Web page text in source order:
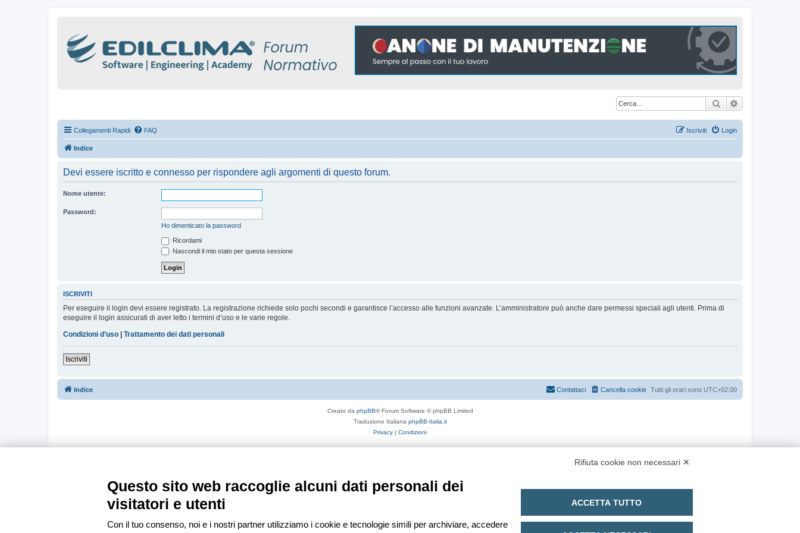
Cerca
Collegamenti Rapidi FAQ Login
Iscriviti
Indice
Devi essere iscritto e connesso per rispondere agli argomenti di questo forum.
Nome utente:
Password:
Ho dimenticato la password
Ricordami
Nascondi il mio stato per questa sessione
ISCRIVITI
Per eseguire il login devi essere registrato. La registrazione richiede solo pochi secondi e garantisce l’accesso alle funzioni avanzate. L’amministratore può anche dare permessi speciali agli utenti. Prima di
eseguire il login assicurati di aver letto i termini d’uso e le varie regole.
Condizioni d’uso | Trattamento dei dati personali
Iscriviti
Indice Tutti gli orari sono UTC+02:00
Cancella cookie
Contattaci
Creato da phpBB® Forum Software © phpBB Limited
Traduzione Italiana phpBB-Italia.it
Privacy | Condizioni
Rifiuta cookie non necessari ✕
Questo sito web raccoglie alcuni dati personali dei
visitatori e utenti
Con il tuo consenso, noi e i nostri partner utilizziamo i cookie e tecnologie simili per archiviare, accedere
ACCETTA TUTTO